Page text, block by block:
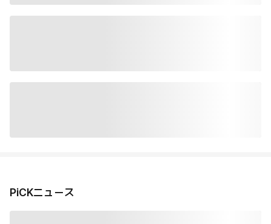
PiCKニュース